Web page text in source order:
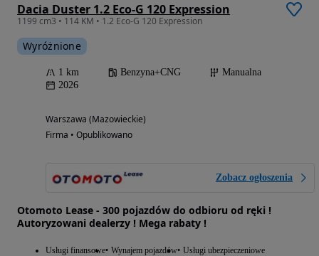
Dacia Duster 1.2 Eco-G 120 Expression
1199 cm3 • 114 KM • 1.2 Eco-G 120 Expression
Wyróżnione
1 km Benzyna+CNG
Manualna
2026
Warszawa (Mazowieckie)
Firma • Opublikowano
Zobacz ogłoszenia
Otomoto Lease - 300 pojazdów do odbioru od ręki !
Autoryzowani dealerzy ! Mega rabaty !
Usługi finansowe Wynajem pojazdów Usługi ubezpieczeniowe